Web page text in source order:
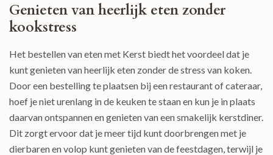
Genieten van heerlijk eten zonder
kookstress
Het bestellen van eten met Kerst biedt het voordeel dat je
kunt genieten van heerlijk eten zonder de stress van koken.
Door een bestelling te plaatsen bij een restaurant of cateraar,
hoef je niet urenlang in de keuken te staan en kun je in plaats
daarvan ontspannen en genieten van een smakelijk kerstdiner.
Dit zorgt ervoor dat je meer tijd kunt doorbrengen met je
dierbaren en volop kunt genieten van de feestdagen, terwijl je